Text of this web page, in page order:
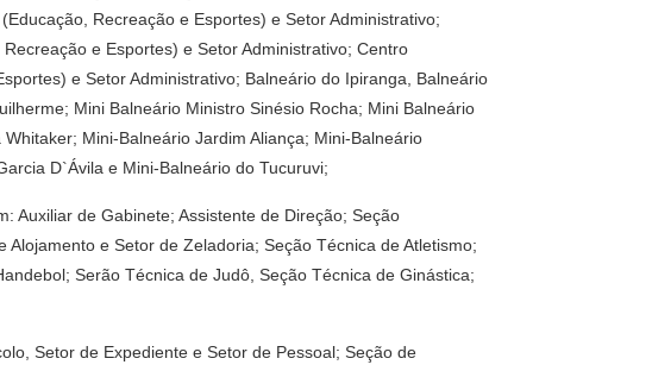
Recreação e Esportes) e Setor Administrativo;
e Esportes) e Setor Administrativo; Centro
e Setor Administrativo; Balneário do Ipiranga, Balneário
Mini Balneário Ministro Sinésio Rocha; Mini Balneário
Mini-Balneário Jardim Aliança; Mini-Balneário
D`Ávila e Mini-Balneário do Tucuruvi;
Auxiliar de Gabinete; Assistente de Direção; Seção
e Setor de Zeladoria; Seção Técnica de Atletismo;
Serão Técnica de Judô, Seção Técnica de Ginástica;
Setor de Expediente e Setor de Pessoal; Seção de